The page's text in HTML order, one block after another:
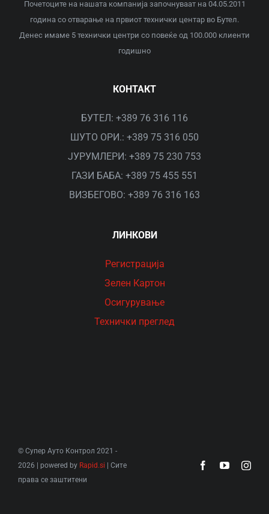
ЗА НАС
Почетоците на нашата компанија започнуваат на 04.05.2011
година со отварање на првиот технички центар во Бутел.
Денес имаме 5 технички центри со повеќе од 100.000 клиенти
годишно
КОНТАКТ
БУТЕЛ: +389 76 316 116
ШУТО ОРИ.: +389 75 316 050
ЈУРУМЛЕРИ: +389 75 230 753
ГАЗИ БАБА: +389 75 455 551
ВИЗБЕГОВО: +389 76 316 163
ЛИНКОВИ
Рeгистрација
Зелен Картон
Осигурување
Технички преглед
© Супер Ауто Контрол 2021 -
2026 | powered by Rapid.si | Сите
права се заштитени